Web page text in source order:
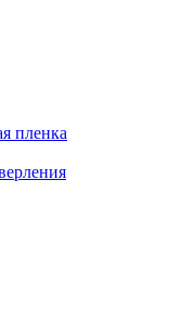
пленка